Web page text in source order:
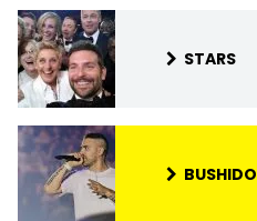
STARS
BUSHIDO